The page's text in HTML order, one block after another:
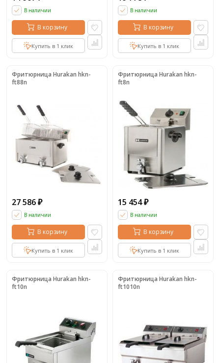
В наличии
В корзину
Купить в 1 клик
В наличии
В корзину
Купить в 1 клик
Фритюрница Hurakan hkn-
ft88n
27 586 ₽
В наличии
В корзину
Купить в 1 клик
Фритюрница Hurakan hkn-
ft8n
15 454 ₽
В наличии
В корзину
Купить в 1 клик
Фритюрница Hurakan hkn-
ft10n
Фритюрница Hurakan hkn-
ft1010n